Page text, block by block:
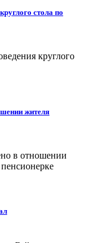
стола по
жителя